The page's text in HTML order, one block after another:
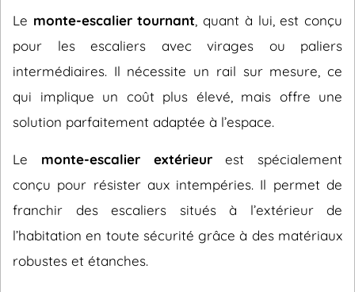
Le monte-escalier tournant , quant à lui, est conçu
pour les escaliers avec virages ou paliers
intermédiaires. Il nécessite un rail sur mesure, ce
qui implique un coût plus élevé, mais offre une
solution parfaitement adaptée à l’espace.
Le monte-escalier extérieurest spécialement
conçu pour résister aux intempéries. Il permet de
franchir des escaliers situés à l’extérieur de
l’habitation en toute sécurité grâce à des matériaux
robustes et étanches.